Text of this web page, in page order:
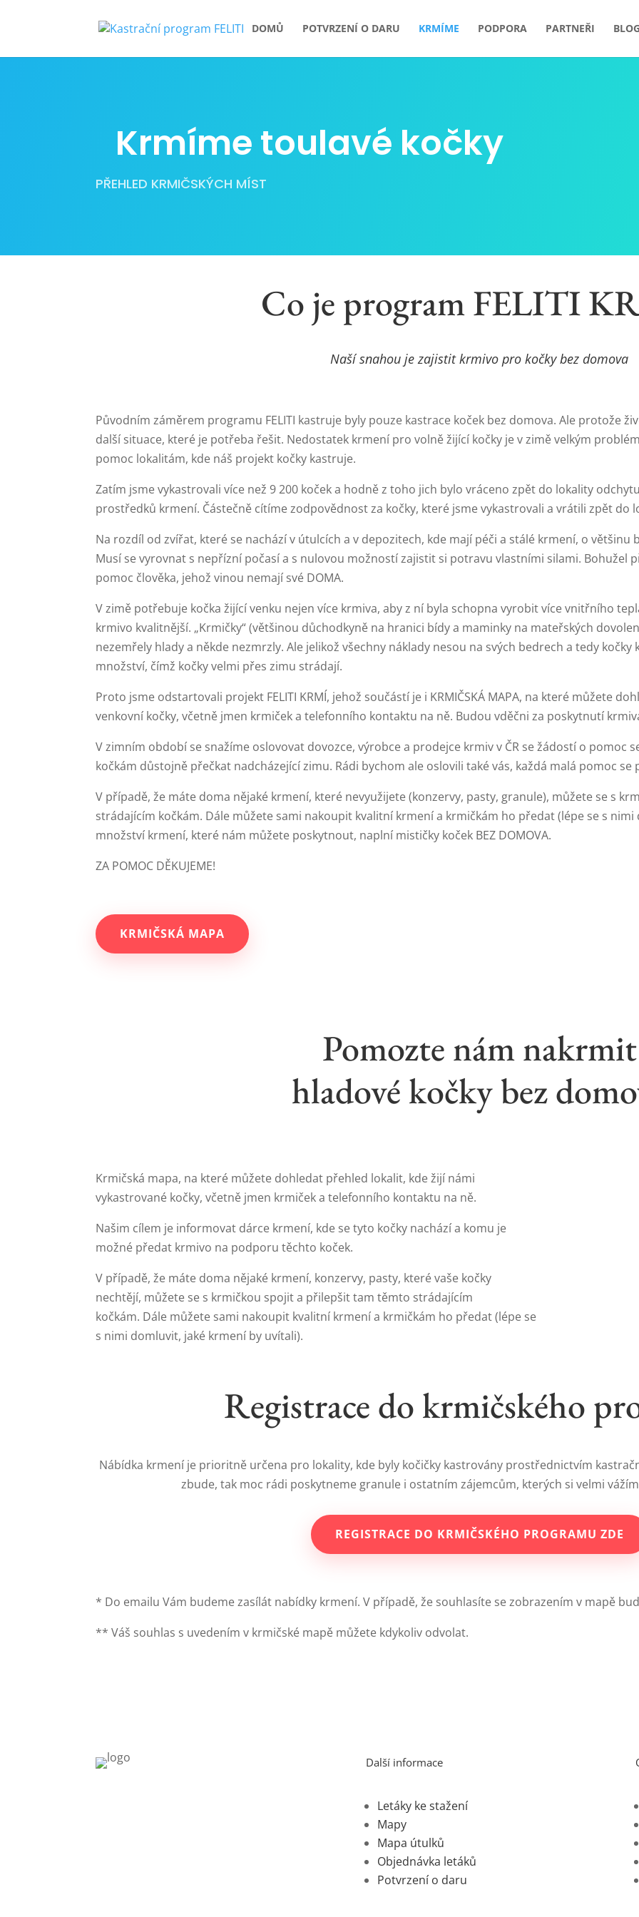
DOMŮ POTVRZENÍ O DARU KRMÍME PODPORA PARTNEŘI
Krmíme toulavé kočky
PŘEHLED KRMIČSKÝCH MÍST
Co je program FELITI
Naší snahou je zajistit krmivo pro kočky bez domova
Původním záměrem programu FELITI kastruje byly pouze kastrace koček bez domova. Ale protože
další situace, které je potřeba řešit. Nedostatek krmení pro volně žijící kočky je v zimě velkým
pomoc lokalitám, kde náš projekt kočky kastruje.
Zatím jsme vykastrovali více než 9 200 koček a hodně z toho jich bylo vráceno zpět do lokality
prostředků krmení. Částečně cítíme zodpovědnost za kočky, které jsme vykastrovali a vrátili zpět do
Na rozdíl od zvířat, které se nachází v útulcích a v depozitech, kde mají péči a stálé krmení, o většinu
Musí se vyrovnat s nepřízní počasí a s nulovou možností zajistit si potravu vlastními silami. Bohužel
pomoc člověka, jehož vinou nemají své DOMA.
V zimě potřebuje kočka žijící venku nejen více krmiva, aby z ní byla schopna vyrobit více vnitřního
krmivo kvalitnější. „Krmičky“ (většinou důchodkyně na hranici bídy a maminky na mateřských
nezemřely hlady a někde nezmrzly. Ale jelikož všechny náklady nesou na svých bedrech a tedy
množství, čímž kočky velmi přes zimu strádají.
Proto jsme odstartovali projekt FELITI KRMÍ, jehož součástí je i KRMIČSKÁ MAPA, na které můžete
venkovní kočky, včetně jmen krmiček a telefonního kontaktu na ně. Budou vděčni za poskytnutí
V zimním období se snažíme oslovovat dovozce, výrobce a prodejce krmiv v ČR se žádostí o pomoc
kočkám důstojně přečkat nadcházející zimu. Rádi bychom ale oslovili také vás, každá malá pomoc se
V případě, že máte doma nějaké krmení, které nevyužijete (konzervy, pasty, granule), můžete se s
strádajícím kočkám. Dále můžete sami nakoupit kvalitní krmení a krmičkám ho předat (lépe se s
množství krmení, které nám můžete poskytnout, naplní mističky koček BEZ DOMOVA.
ZA POMOC DĚKUJEME!
KRMIČSKÁ MAPA
Pomozte nám nakrmit
hladové kočky bez
Krmičská mapa, na které můžete dohledat přehled lokalit, kde žijí námi
vykastrované kočky, včetně jmen krmiček a telefonního kontaktu na ně.
Našim cílem je informovat dárce krmení, kde se tyto kočky nachází a komu je
možné předat krmivo na podporu těchto koček.
V případě, že máte doma nějaké krmení, konzervy, pasty, které vaše kočky
nechtějí, můžete se s krmičkou spojit a přilepšit tam těmto strádajícím
kočkám. Dále můžete sami nakoupit kvalitní krmení a krmičkám ho předat (lépe se
s nimi domluvit, jaké krmení by uvítali).
Registrace do krmičského
Nábídka krmení je prioritně určena pro lokality, kde byly kočičky kastrovány prostřednictvím
zbude, tak moc rádi poskytneme granule i ostatním zájemcům, kterých si velmi
REGISTRACE DO KRMIČSKÉHO PROGRAMU ZDE
* Do emailu Vám budeme zasílát nabídky krmení. V případě, že souhlasíte se zobrazením v mapě
** Váš souhlas s uvedením v krmičské mapě můžete kdykoliv odvolat.
Další informace
Letáky ke stažení
Mapy
Mapa útulků
Objednávka letáků
Potvrzení o daru